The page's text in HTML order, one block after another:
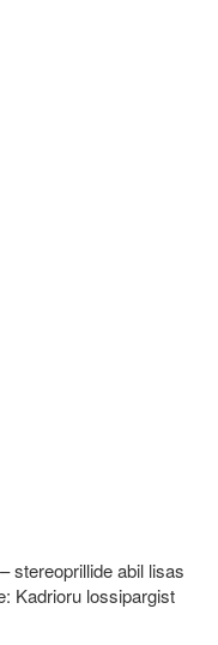
stereoprillide abil lisas
Kadrioru lossipargist